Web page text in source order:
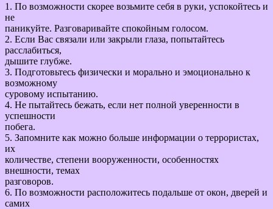
1. По возможности скорее возьмите себя в руки, успокойтесь и
не
паникуйте. Разговаривайте спокойным голосом.
2. Если Вас связали или закрыли глаза, попытайтесь
расслабиться,
дышите глубже.
3. Подготовьтесь физически и морально и эмоционально к
возможному
суровому испытанию.
4. Не пытайтесь бежать, если нет полной уверенности в
успешности
побега.
5. Запомните как можно больше информации о террористах,
их
количестве, степени вооруженности, особенностях
внешности, темах
разговоров.
6. По возможности расположитесь подальше от окон, дверей и
самих